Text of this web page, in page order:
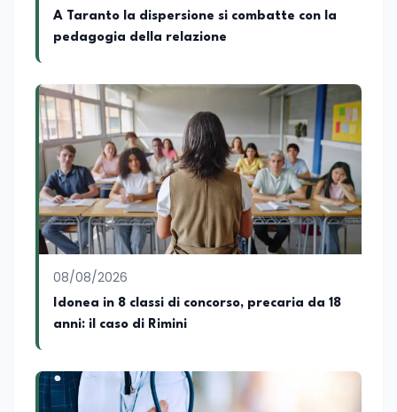
A Taranto la dispersione si combatte con la
pedagogia della relazione
08/08/2026
Idonea in 8 classi di concorso, precaria da 18
anni: il caso di Rimini